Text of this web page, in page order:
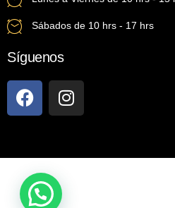
Sábados de 10 hrs - 17 hrs
Síguenos